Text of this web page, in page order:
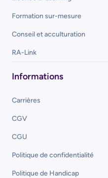
Formation sur-mesure
Conseil et acculturation
RA-Link
Informations
Carrières
CGV
CGU
Politique de confidentialité
Politique de Handicap